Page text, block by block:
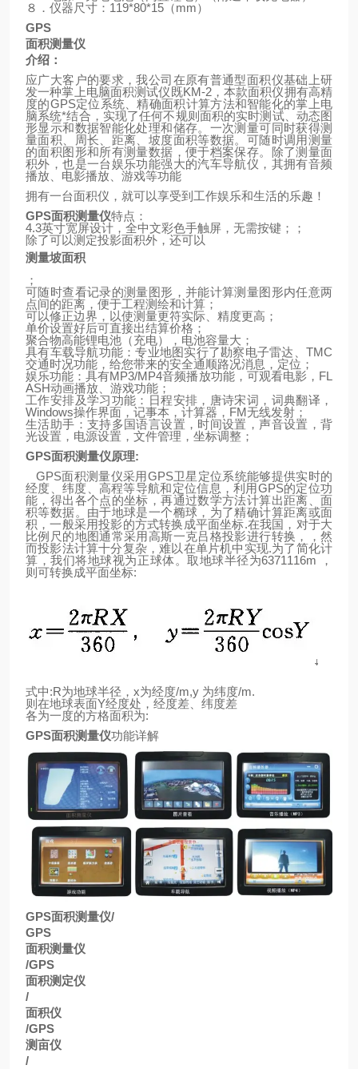
８．仪器尺寸： 119*80*15 （mm）
GPS
面积测量仪
介绍：
应广大客户的要求，我公司在原有普通型面积仪基础上研
发一种掌上电脑面积测试仪既KM-2，本款面积仪拥有高精
度的GPS定位系统、精确面积计算方法和智能化的掌上电
脑系统*结合，实现了任何不规则面积的实时测试、动态图
形显示和数据智能化处理和储存。一次测量可同时获得测
量面积、周长、距离、坡度面积等数据。可随时调用测量
的面积图形和所有测量数据，便于档案保存。除了测量面
积外，也是一台娱乐功能强大的汽车导航仪，其拥有音频
播放、电影播放、游戏等功能
拥有一台面积仪，就可以享受到工作娱乐和生活的乐趣！
GPS面积测量仪特点：
4.3英寸宽屏设计，全中文彩色手触屏，无需按键；；
除了可以测定投影面积外，还可以
测量坡面积
；
可随时查看记录的测量图形，并能计算测量图形内任意两
点间的距离，便于工程测绘和计算；
可以修正边界，以使测量更符实际、精度更高；
单价设置好后可直接出结算价格；
聚合物高能锂电池（充电），电池容量大；
具有车载导航功能：专业地图实行了勘察电子雷达、 TMC
交通时况功能，给您带来的安全通顺路况消息，定位；
娱乐功能：具有MP3/MP4音频播放功能，可观看电影， FL
ASH动画播放、游戏功能；
工作安排及学习功能：日程安排，唐诗宋词，词典翻译，
Windows操作界面，记事本，计算器， FM无线发射；
生活助手：支持多国语言设置，时间设置，声音设置，背
光设置，电源设置，文件管理，坐标调整；
GPS面积测量仪原理:
GPS面积测量仪采用GPS卫星定位系统能够提供实时的
经度、纬度、高程等导航和定位信息，利用GPS的定位功
能，得出各个点的坐标，再通过数学方法计算出距离、面
积等数据。由于地球是一个椭球，为了精确计算距离或面
积，一般采用投影的方式转换成平面坐标.在我国，对于大
比例尺的地图通常采用高斯一克吕格投影进行转换，，然
而投影法计算十分复杂，难以在单片机中实现.为了简化计
算，我们将地球视为正球体。取地球半径为6371116m
，
则可转换成平面坐标:
式中:R为地球半径， x为经度/m,y 为纬度/m.
则 在地球表面Y经度处，经度差、纬度差
各为一度的方格面积为:
GPS面积测量仪功能详解
GPS面积测量仪/
GPS
面积测量仪
/GPS
面积测定仪
/
面积仪
/GPS
测亩仪
/